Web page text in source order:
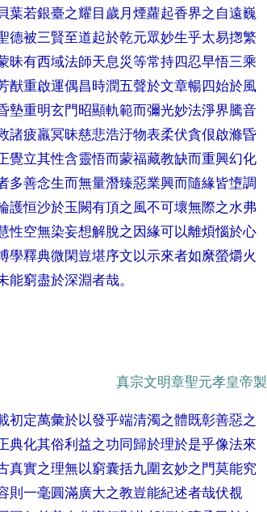
葉若銀臺之耀目歲月煙蘿起香界之自遠巍
德被三賢至道起於乾元眾妙生乎太易揔繁
昧有西域法師天息災等常持四忍早悟三乘
猷重啟運偶昌時潤五聲於文章暢四始於風
墊重明玄門昭顯軌範而彌光妙法淨界騰音
諸疲羸冥昧慈悲浩汙物表柔伏貪佷啟滌昏
覺立其性含靈悟而蒙福藏教缺而重興幻化
多善念生而無量潛臻惡業興而隨緣皆墯調
護恒沙於玉闕有頂之風不可壞無際之水弗
性空無染妄想解脫之因緣可以離煩惱於心
學釋典微閑豈堪序文以示來者如縻螢爝火
能窮盡於深淵者哉。
真宗文明章聖元孝皇帝製
初定萬彙於以發乎端清濁之體既彰善惡之
典化其俗利益之功同歸於理於是乎像法來
真實之理無以窮囊括九圍玄妙之門莫能究
則一毫圓滿廣大之教豈能紀述者哉伏覩